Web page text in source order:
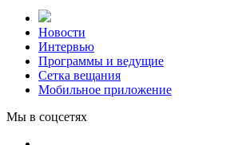
Новости
Интервью
Программы и ведущие
Сетка вещания
Мобильное приложение
Мы в соцсетях